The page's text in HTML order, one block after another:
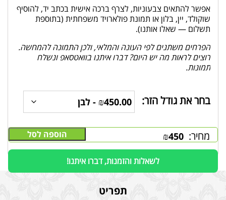
אפשר להתאים צבעוניות, לצרף ברכה אישית בכתב יד, להוסיף
שוקולד, יין, בלון או תמונת פולארויד משפחתית (בתוספת
תשלום — שאלו אותנו).
הפרחים משתנים לפי העונה והמלאי, ולכן התמונה להמחשה.
רוצים לראות מה יש היום? דברו איתנו בוואטסאפ ונשלח
תמונות.
בחר את גודל הזר:
מחיר: ₪450 הוספה לסל
לשאלות והזמנות, דברו איתנו!
תפריט